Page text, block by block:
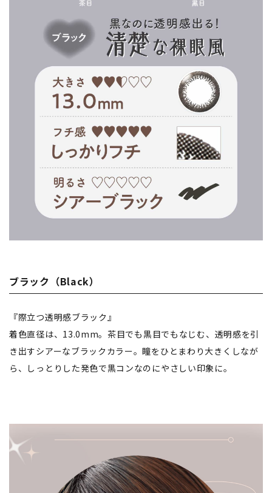
ブラック（Black）
『際立つ透明感ブラック』
着色直径は、13.0mm。茶目でも黒目でもなじむ、透明感を引
き出すシアーなブラックカラー。瞳をひとまわり大きくしなが
ら、しっとりした発色で黒コンなのにやさしい印象に。